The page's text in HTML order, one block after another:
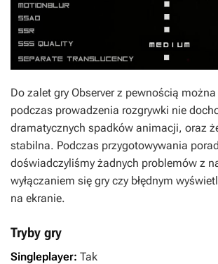
Do zalet gry Observerz pewnością
podczas prowadzenia rozgrywki nie
dramatycznych spadków animacji, oraz
stabilna. Podczas przygotowywania
doświadczyliśmy żadnych problemów z
wyłączaniem się gry czy błędnym
na ekranie.
Tryby gry
Singleplayer: Tak